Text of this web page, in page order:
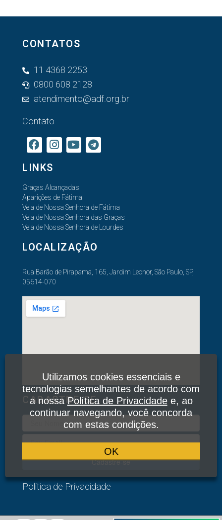
CONTATOS
11 4368 2253
0800 608 2128
atendimento@adf.org.br
Contato
LINKS
Graças Alcançadas
Aparições de Fátima
Vela de Nossa Senhora de Fátima
Vela de Nossa Senhora das Graças
Vela de Nossa Senhora de Lourdes
LOCALIZAÇÃO
Rua Barão de Pirapama, 165, Jardim Leonor, São Paulo, SP,
05614-070
CADASTRE-SE
Cadastre-se
Politica de Privacidade
Utilizamos cookies essenciais e
tecnologias semelhantes de acordo com
a nossaPolítica de Privacidadee, ao
continuar navegando, você concorda
com estas condições.
OK